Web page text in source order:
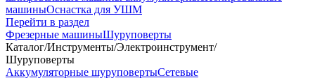
машиныОснастка для УШМ
Перейти в раздел
Фрезерные машиныШуруповерты
Каталог/Инструменты/Электроинструмент/
Шуруповерты
Аккумуляторные шуруповертыСетевые